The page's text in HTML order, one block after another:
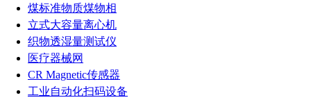
煤标准物质煤物相
立式大容量离心机
织物透湿量测试仪
医疗器械网
CR Magnetic传感器
工业自动化扫码设备